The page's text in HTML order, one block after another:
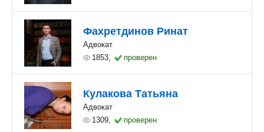
Фахретдинов Ринат
Адвокат
1853,
проверен
Кулакова Татьяна
Адвокат
1309,
проверен